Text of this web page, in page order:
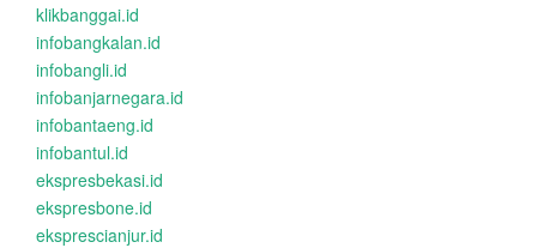
klikbanggai.id
infobangkalan.id
infobangli.id
infobanjarnegara.id
infobantaeng.id
infobantul.id
ekspresbekasi.id
ekspresbone.id
eksprescianjur.id